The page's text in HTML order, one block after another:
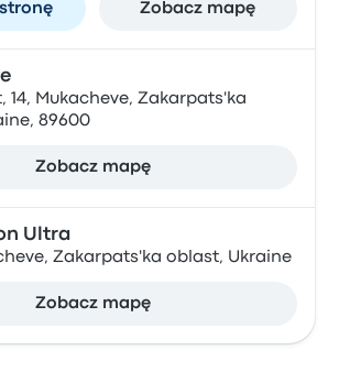
Zobacz mapę
14, Mukacheve, Zakarpats'ka
89600
Zobacz mapę
Ultra
Zakarpats'ka oblast, Ukraine
Zobacz mapę